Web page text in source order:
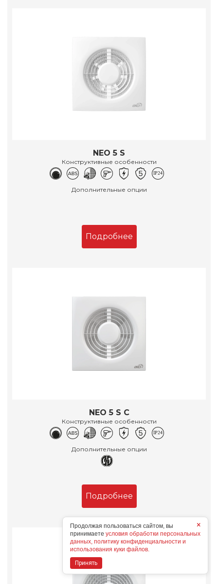
NEO 5 S
Конструктивные особенности
Дополнительные опции
Подробнее
NEO 5 S C
Конструктивные особенности
Дополнительные опции
Подробнее
×
Продолжая пользоваться сайтом, вы
принимаете условия обработки персональных
данных, политику конфиденциальности и
использования куки файлов.
Принять